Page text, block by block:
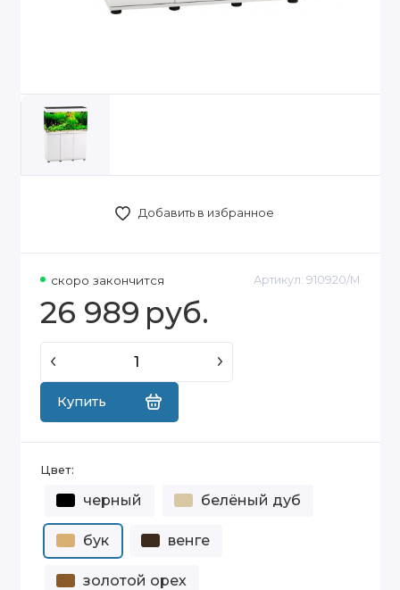
Добавить в избранное
скоро закончится Артикул: 910920/M
26 989 руб.
Купить
Цвет:
черный белёный дуб
бук венге
золотой орех